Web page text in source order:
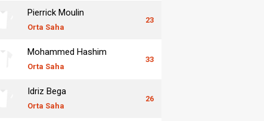
Pierrick Moulin
Orta Saha
23
Mohammed Hashim
Orta Saha
33
Idriz Bega
Orta Saha
26